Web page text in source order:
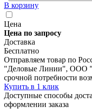
В корзину
Цена
Цена по запросу
Доставка
Бесплатно
Отправляем товар по
"Деловые Линии", ООО
срочной потребности
Купить в 1 клик
Доступные способы
оформлении заказа